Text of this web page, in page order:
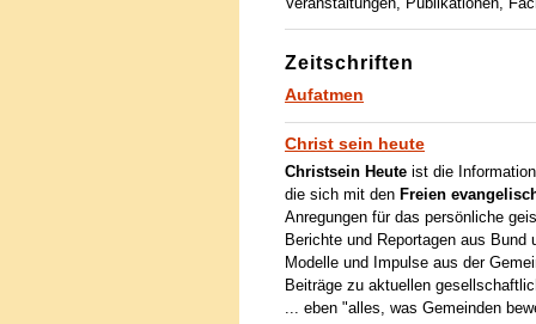
Zeitschriften
Aufatmen
Christ sein heute
Christsein Heute ist die
die sich mit den Freien
Anregungen für das persönliche
Berichte und Reportagen aus Bund
Modelle und Impulse aus der
Beiträge zu aktuellen
... eben "alles, was Gemeinden